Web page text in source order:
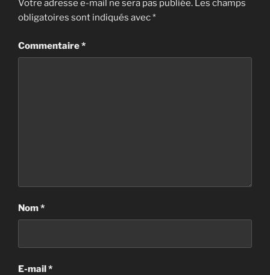
Votre adresse e-mail ne sera pas publiée. Les champs
obligatoires sont indiqués avec*
Commentaire*
Nom*
E-mail*